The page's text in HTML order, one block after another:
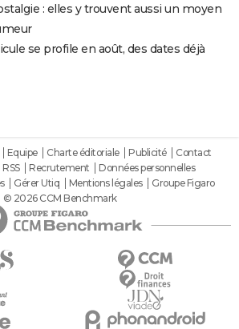
: elles y trouvent aussi un moyen
se profile en août, des dates déjà
Equipe Charte éditoriale Publicité
Contact
RSS Recrutement
Données personnelles
Gérer Utiq Mentions légales
Groupe Figaro
© 2026 CCM Benchmark